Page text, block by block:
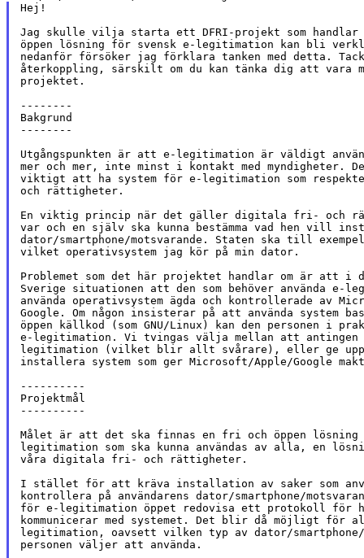
Hej!
Jag skulle vilja starta ett DFRI-projekt som handlar
öppen lösning för svensk e-legitimation kan bli
nedanför försöker jag förklara tanken med detta.
återkoppling, särskilt om du kan tänka dig att vara
projektet.
--------
Bakgrund
--------
Utgångspunkten är att e-legitimation är väldigt
mer och mer, inte minst i kontakt med myndigheter.
viktigt att ha system för e-legitimation som
och rättigheter.
En viktig princip när det gäller digitala fri- och
var och en själv ska kunna bestämma vad hen vill
dator/smartphone/motsvarande. Staten ska till
vilket operativsystem jag kör på min dator.
Problemet som det här projektet handlar om är att i
Sverige situationen att den som behöver använda e-
använda operativsystem ägda och kontrollerade av
Google. Om någon insisterar på att använda system
öppen källkod (som GNU/Linux) kan den personen i
e-legitimation. Vi tvingas välja mellan att
legitimation (vilket blir allt svårare), eller ge
installera system som ger Microsoft/Apple/Google
----------
Projektmål
----------
Målet är att det ska finnas en fri och öppen lösning
legitimation som ska kunna användas av alla, en
våra digitala fri- och rättigheter.
I stället för att kräva installation av saker som
kontrollera på användarens dator/smartphone/
för e-legitimation öppet redovisa ett protokoll för
kommunicerar med systemet. Det blir då möjligt för
legitimation, oavsett vilken typ av dator/smartphone/
personen väljer att använda.